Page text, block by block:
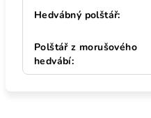
Hedvábný polštář:
Polštář z morušového
hedvábí: